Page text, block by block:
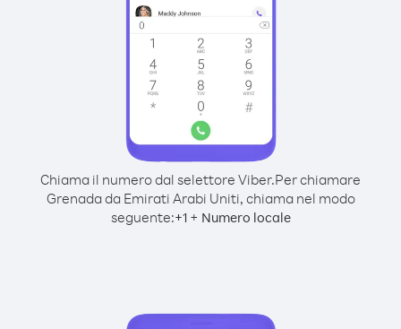
Chiama il numero dal selettore Viber.Per chiamare
Grenada da Emirati Arabi Uniti, chiama nel modo
seguente:+1+ Numero locale